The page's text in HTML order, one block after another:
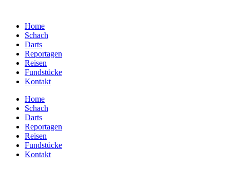
Home
Schach
Darts
Reportagen
Reisen
Fundstücke
Kontakt
Home
Schach
Darts
Reportagen
Reisen
Fundstücke
Kontakt